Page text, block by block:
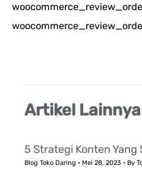
t
u
Artikel Lainnya
5 Strategi Konten Yang
Blog Toko Daring • Mei 28, 2023 • By